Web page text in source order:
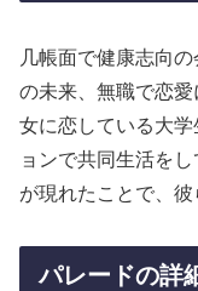
几帳面で健康志向
の未来、無職で恋
女に恋している大
ョンで共同生活を
が現れたことで、
パレードの詳